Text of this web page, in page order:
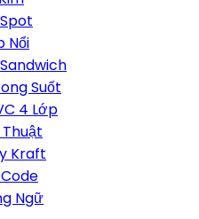
Nổi
Suốt
4 Lớp
Kraft
Ngữ